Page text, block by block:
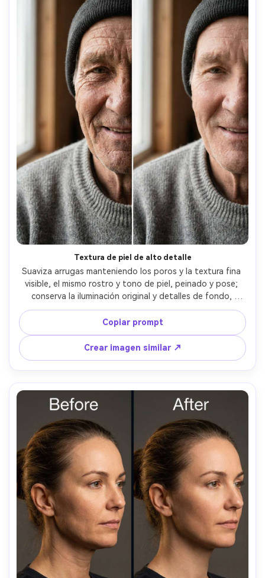
Textura de piel de alto detalle
Suaviza arrugas manteniendo los poros y la textura fina
visible, el mismo rostro y tono de piel, peinado y pose;
conserva la iluminación original y detalles de fondo,
evitando desenfoque en la línea del cabello y cejas,
preservando detalles de fondo --ar 4:5
Copiar prompt
Crear imagen similar ↗